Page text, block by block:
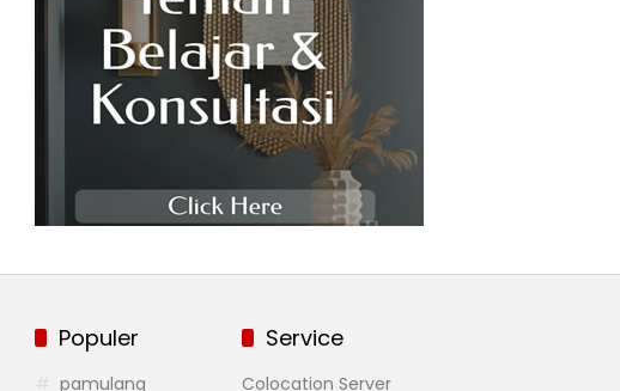
Populer
pamulang
Service
Colocation Server